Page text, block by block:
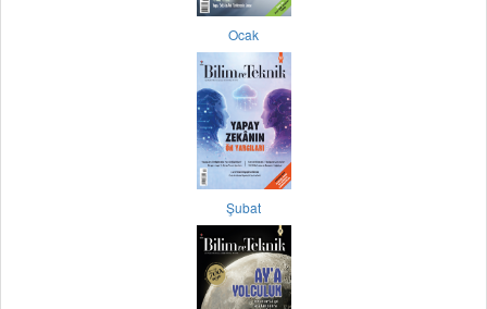
Ocak
Şubat